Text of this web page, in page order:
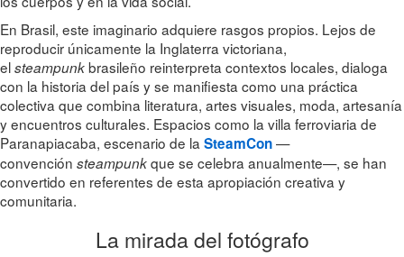
En Brasil, este imaginario adquiere rasgos propios. Lejos de
reproducir únicamente la Inglaterra victoriana,
elsteampunkbrasileño reinterpreta contextos locales, dialoga
con la historia del país y se manifiesta como una práctica
colectiva que combina literatura, artes visuales, moda, artesanía
y encuentros culturales. Espacios como la villa ferroviaria de
Paranapiacaba, escenario de la SteamCon—
convención steampunkque se celebra anualmente—, se han
convertido en referentes de esta apropiación creativa y
comunitaria.
La mirada del fotógrafo